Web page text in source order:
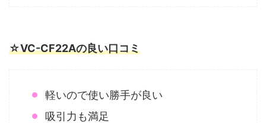
☆VC-CF22Aの良い口コミ
軽いので使い勝手が良い
吸引力も満足